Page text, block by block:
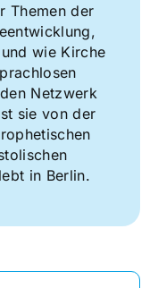
Themen der
wie Kirche
Netzwerk
sie von der
in Berlin.